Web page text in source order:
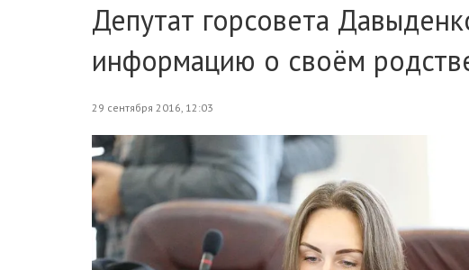
Депутат горсовета
информацию о своём
29 сентября 2016, 12:03